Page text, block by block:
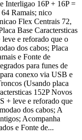
Interligao 16P + 16P =
Ramais; nico
Flex Centrais 72,
Base Caractersticas
e reforado que o
dos cabos; Placa
e Fonte de
para funes de
conexo via USB e
(Usando placa
152P Novos
+ leve e reforado que
dos cabos; A
Acompanha
e Fonte de...